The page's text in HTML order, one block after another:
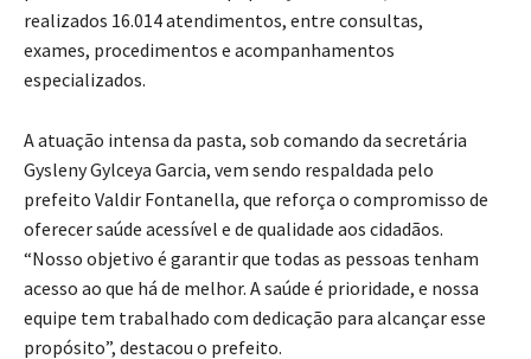
realizados 16.014 atendimentos, entre consultas,
exames, procedimentos e acompanhamentos
especializados.
A atuação intensa da pasta, sob comando da secretária
Gysleny Gylceya Garcia, vem sendo respaldada pelo
prefeito Valdir Fontanella, que reforça o compromisso de
oferecer saúde acessível e de qualidade aos cidadãos.
“Nosso objetivo é garantir que todas as pessoas tenham
acesso ao que há de melhor. A saúde é prioridade, e nossa
equipe tem trabalhado com dedicação para alcançar esse
propósito”, destacou o prefeito.